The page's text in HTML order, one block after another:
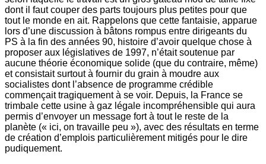
dont il faut couper des parts toujours plus petites pour que
tout le monde en ait. Rappelons que cette fantaisie, apparue
lors d’une discussion à bâtons rompus entre dirigeants du
PS à la fin des années 90, histoire d’avoir quelque chose à
proposer aux législatives de 1997, n’était soutenue par
aucune théorie économique solide (que du contraire, même)
et consistait surtout à fournir du grain à moudre aux
socialistes dont l’absence de programme crédible
commençait tragiquement à se voir. Depuis, la France se
trimbale cette usine à gaz légale incompréhensible qui aura
permis d’envoyer un message fort à tout le reste de la
planète (« ici, on travaille peu »), avec des résultats en terme
de création d’emplois particulièrement mitigés pour le dire
pudiquement.